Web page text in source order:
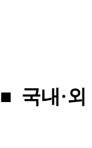
■ 국내·외